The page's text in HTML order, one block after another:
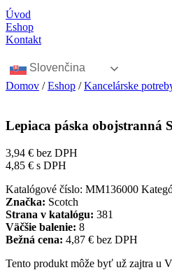
Úvod
Eshop
Kontakt
Slovenčina
Domov /Eshop /Kancelárske
Lepiaca páska obojstranná
3,94 € bez DPH
4,85 € s DPH
Katalógové číslo: MM136000
Značka: Scotch
Strana v katalógu: 381
Väčšie balenie: 8
Bežná cena: 4,87 € bez DPH
Tento produkt môže byť už zajtra u